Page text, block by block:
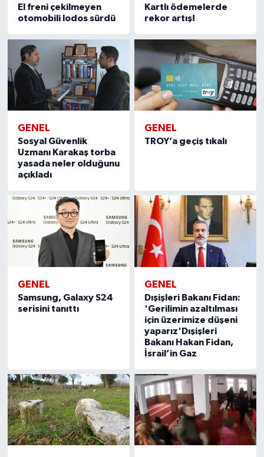
El freni çekilmeyen
otomobili lodos sürdü
Kartlı ödemelerde
rekor artış!
GENEL
Sosyal Güvenlik
Uzmanı Karakaş torba
yasada neler olduğunu
açıkladı
GENEL
TROY’a geçiş tıkalı
GENEL
Samsung, Galaxy S24
serisini tanıttı
GENEL
Dışişleri Bakanı Fidan:
'Gerilimin azaltılması
için üzerimize düşeni
yaparız'Dışişleri
Bakanı Hakan Fidan,
İsrail’in Gaz